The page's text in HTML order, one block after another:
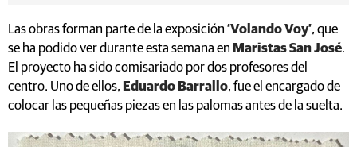
Las obras forman parte de la exposición ‘Volando Voy’, que
se ha podido ver durante esta semana en Maristas San José.
El proyecto ha sido comisariado por dos profesores del
centro. Uno de ellos, Eduardo Barrallo, fue el encargado de
colocar las pequeñas piezas en las palomas antes de la suelta.